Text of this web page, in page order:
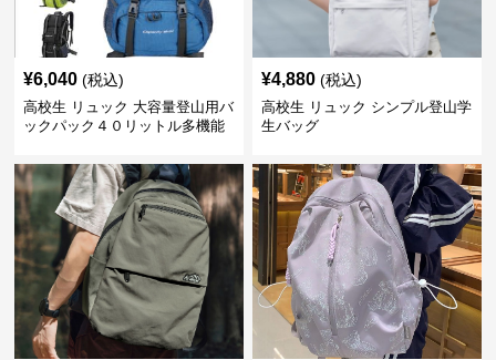
¥6,040 (税込)
高校生 リュック 大容量登山用バ
ックパック４０リットル多機能
¥4,880 (税込)
高校生 リュック シンプル登山学
生バッグ